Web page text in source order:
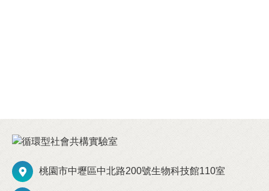
桃園市中壢區中北路200號生物科技館110室